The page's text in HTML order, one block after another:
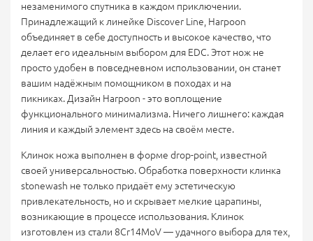
незаменимого спутника в каждом приключении.
Принадлежащий к линейке Discover Line, Harpoon
объединяет в себе доступность и высокое качество, что
делает его идеальным выбором для EDC. Этот нож не
просто удобен в повседневном использовании, он станет
вашим надёжным помощником в походах и на
пикниках. Дизайн Harpoon - это воплощение
функционального минимализма. Ничего лишнего: каждая
линия и каждый элемент здесь на своём месте.
Клинок ножа выполнен в форме drop-point, известной
своей универсальностью. Обработка поверхности клинка
stonewash не только придаёт ему эстетическую
привлекательность, но и скрывает мелкие царапины,
возникающие в процессе использования. Клинок
изготовлен из стали 8Cr14MoV — удачного выбора для тех,